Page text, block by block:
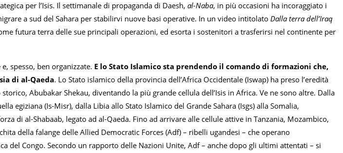
per l’Isis. Il settimanale di propaganda di Daesh, al-Naba, in più occasioni ha incoraggiato i
a sud del Sahara per stabilirvi nuove basi operative. In un video intitolato Dalla terra dell’Iraq
futura terra delle sue principali operazioni, ed esorta i sostenitori a trasferirsi nel continente per
spesso, ben organizzate. E lo Stato Islamico sta prendendo il comando di formazioni che,
di al-Qaeda. Lo Stato islamico della provincia dell’Africa Occidentale (Iswap) ha preso l’eredità
Abubakar Shekau, diventando la più grande cellula dell’Isis in Africa. Ve ne sono altre. Dalla
egiziana (Is-Misr), dalla Libia allo Stato Islamico del Grande Sahara (Isgs) alla Somalia,
di al-Shabaab, legato ad al-Qaeda. Fino ad arrivare alle cellule attive in Tanzania, Mozambico,
della falange delle Allied Democratic Forces (Adf) – ribelli ugandesi – che operano
del Congo. Secondo un rapporto delle Nazioni Unite, Adf – anche dopo gli ultimi attentati – si